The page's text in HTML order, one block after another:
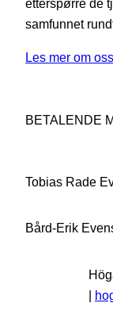
etterspørre de
samfunnet
Les mer om
BETALENDE
Tobias Rade
Bård-Erik
|